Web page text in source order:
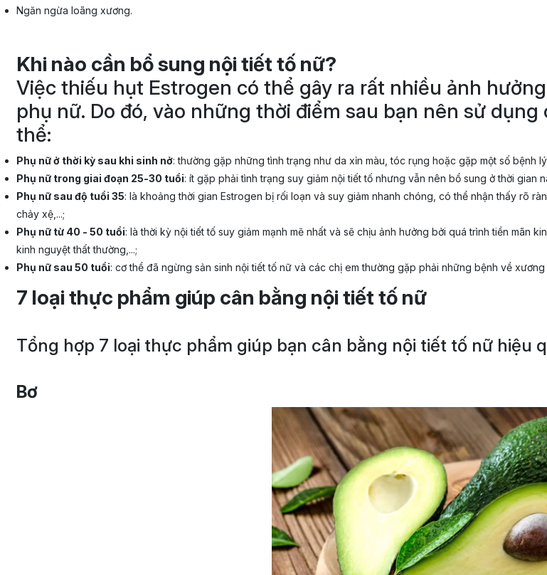
Ngăn ngừa loãng xương.
Khi nào cần bổ sung nội tiết tố nữ?
Việc thiếu hụt Estrogen có thể gây ra rất nhiều ảnh
phụ nữ. Do đó, vào những thời điểm sau bạn nên sử
thể:
Phụ nữ ở thời kỳ sau khi sinh nở: thường gặp những tình trạng như da xỉn màu, tóc rụng hoặc gặp một số bệnh
Phụ nữ trong giai đoạn 25-30 tuổi: ít gặp phải tình trạng suy giảm nội tiết tố nhưng vẫn nên bổ sung ở thời
Phụ nữ sau độ tuổi 35: là khoảng thời gian Estrogen bị rối loạn và suy giảm nhanh chóng, có thể nhận thấy rõ
chảy xệ,...;
Phụ nữ từ 40 - 50 tuổi: là thời kỳ nội tiết tố suy giảm mạnh mẽ nhất và sẽ chịu ảnh hưởng bởi quá trình tiền mãn
kinh nguyệt thất thường,...;
Phụ nữ sau 50 tuổi: cơ thể đã ngừng sản sinh nội tiết tố nữ và các chị em thường gặp phải những bệnh về xương
7 loại thực phẩm giúp cân bằng nội tiết tố nữ
Tổng hợp 7 loại thực phẩm giúp bạn cân bằng nội tiết tố nữ hiệu
Bơ